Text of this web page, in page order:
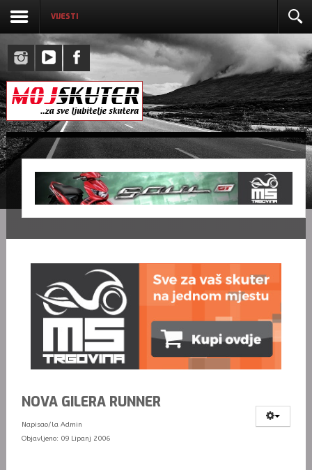
VIJESTI
NOVA GILERA RUNNER
Napisao/la Admin
Objavljeno: 09 Lipanj 2006